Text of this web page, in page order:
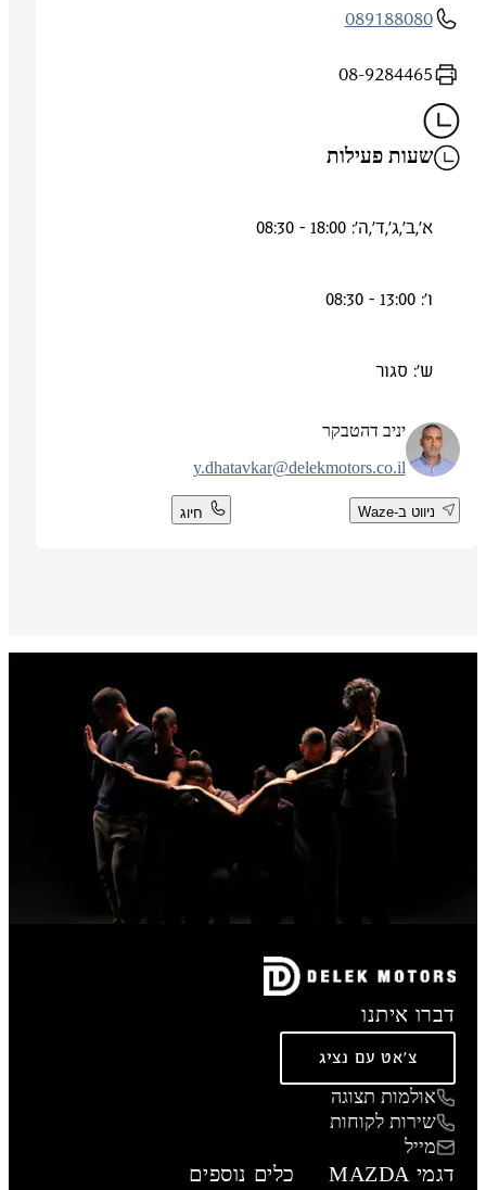
089188080
08-9284465
שעות פעילות
א',ב',ג',ד',ה': 18:00 - 08:30
ש': סגור
יניב דהטבקר
y.dhatavkar@delekmotors.co.il
ניווט ב-Waze חיוג
דברו איתנו
צ'אט עם נציג
אולמות תצוגה
שירות לקוחות
מייל
דגמי MAZDA כלים נוספים